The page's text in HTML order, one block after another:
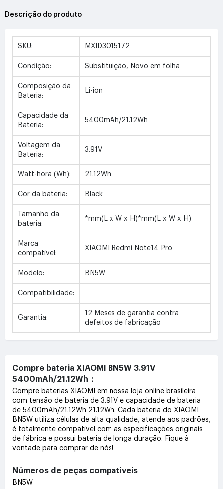
Descrição do produto
SKU: MXID3015172
Condição: Substituição, Novo em folha
Composição da
Bateria:
Li-ion
Capacidade da
Bateria:
5400mAh/21.12Wh
Voltagem da
Bateria:
3.91V
Watt-hora (Wh): 21.12Wh
Cor da bateria: Black
Tamanho da
bateria:
*mm(L x W x H)*mm(L x W x H)
Marca
compatível:
XIAOMI Redmi Note14 Pro
Modelo: BN5W
Compatibilidade:
Garantia:
12 Meses de garantia contra
defeitos de fabricação
Compre bateria XIAOMI BN5W 3.91V
5400mAh/21.12Wh：
Compre baterias XIAOMI em nossa loja online brasileira
com tensão de bateria de 3.91V e capacidade de bateria
de 5400mAh/21.12Wh 21.12Wh. Cada bateria do XIAOMI
BN5W utiliza células de alta qualidade, atende aos padrões,
é totalmente compatível com as especificações originais
de fábrica e possui bateria de longa duração. Fique à
vontade para comprar de nós!
Números de peças compatíveis
BN5W